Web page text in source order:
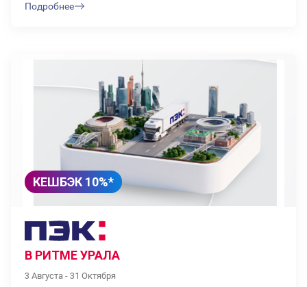
Подробнее
КЕШБЭК 10%*
В РИТМЕ УРАЛА
3 Августа - 31 Октября